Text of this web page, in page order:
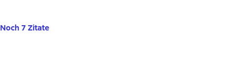
Noch 7 Zitate